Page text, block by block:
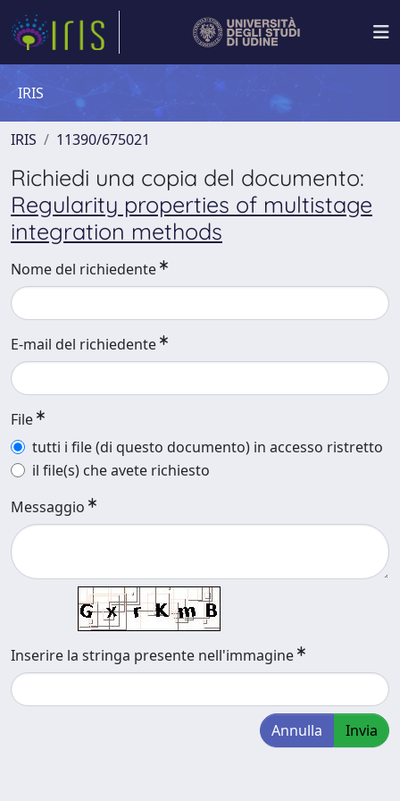
IRIS
IRIS 11390/675021
Richiedi una copia del documento:
Regularity properties of multistage
integration methods
Nome del richiedente
E-mail del richiedente
File
tutti i file (di questo documento) in accesso ristretto
il file(s) che avete richiesto
Messaggio
Inserire la stringa presente nell'immagine
Annulla Invia